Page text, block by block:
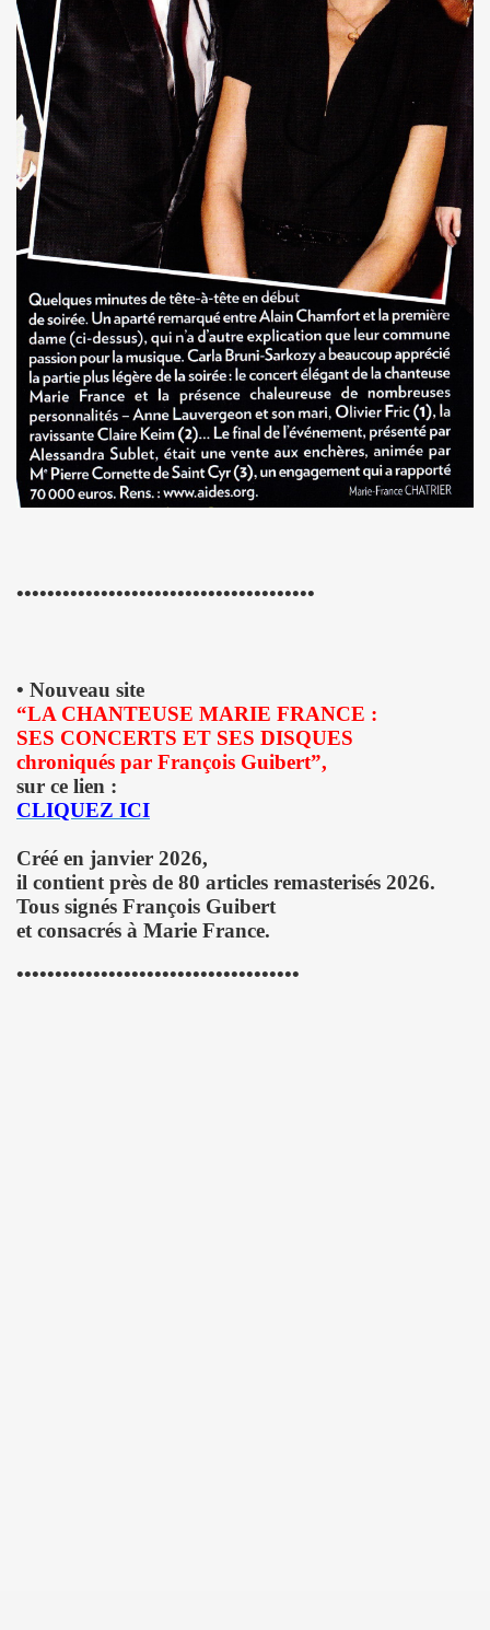
•••••••••••••••••••••••••••••••••••••••
• Nouveau site
“LA CHANTEUSE MARIE FRANCE :
SES CONCERTS ET SES DISQUES
chroniqués par François Guibert”,
sur ce lien :
CLIQUEZ ICI
Créé en janvier 2026,
il contient près de 80 articles remasterisés 2026.
Tous signés François Guibert
et consacrés à Marie France.
•••••••••••••••••••••••••••••••••••••
FIEVRE" de MARIE FRANCE par JEAN-WILLIAM
(disponibles depuis decembre 2009).
dans "TELERAMA" (16 decembre 2009).
dans "STUDIO CINE LIVE MAGAZINE" (fevrier 2010).
dans "OPEN MAG" (decembre 2009 - janvier 2010).
dans "PARIS MATCH" (23 decembre 2009).
dans "ACCORDEON ET ACCORDEONISTES" (janvier
par JEAN-WILLIAM THOURY dans "JUKE BOX
dans "LES INROCKUTPIBLES" (28 octobre
dans "FEMME ACTUELLE" (2 novembre 2009).
2009).
sur le site de RFI (octobre 2009).
PACADIS (1978).
"LIBERATION" (14 avril 2003).
dans "LE MONDE" (avril 2003).
(mars 1997).
dans "ROCK & FOLK" (juin 2003).